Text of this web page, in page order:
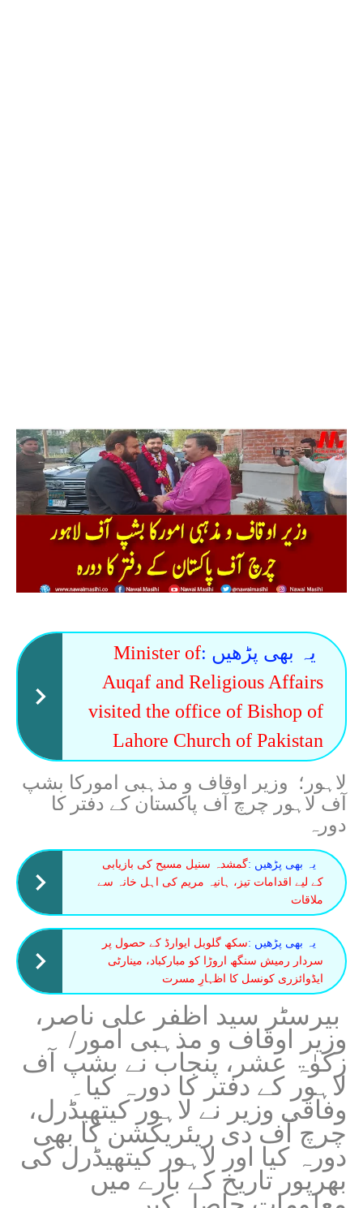
یہ بھی پڑھیں :Minister of
Auqaf and Religious Affairs
visited the office of Bishop of
Lahore Church of Pakistan
لاہور؛
وزیر اوقاف و مذہبی امورکا بشپ
آف لاہور چرچ آف پاکستان کے دفتر کا
دورہ
یہ بھی پڑھیں :گمشدہ سنیل مسیح کی بازیابی
کے لیے اقدامات تیز، ہانیہ مریم کی اہل خانہ سے
ملاقات
یہ بھی پڑھیں :سکھ گلوبل ایوارڈ کے حصول پر
سردار رمیش سنگھ اروڑا کو مبارکباد، مینارٹی
ایڈوائزری کونسل کا اظہارِ مسرت
بیرسٹر سید اظفر علی ناصر،
وزیر اوقاف و مذہبی امور/
زکوٰۃ عشر، پنجاب نے بشپ آف
لاہور کے دفتر کا دورہ کیا۔
وفاقی وزیر نے لاہور کیتھیڈرل،
چرچ آف دی ریئریکشن کا بھی
دورہ کیا اور لاہور کیتھیڈرل کی
بھرپور تاریخ کے بارے میں